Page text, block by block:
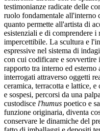
testimonianze radicate delle
ruolo fondamentale
quanto permette all'artista di
esistenziali e di comprendere
impercettibile. La scultura e
espressive nel sistema di
con cui codificare e
rapporto tra interno ed
interrogati attraverso oggetti
ceramica, terracotta e lattice,
e sospesi, percorsi da una
custodisce l'humus poetico e
funzione originaria, diventa
conservare le dinamiche del